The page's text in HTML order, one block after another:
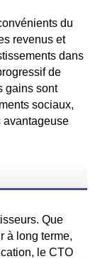
du
revenus et
dans
de
gains sont
sociaux,
avantageuse
Que
à long terme,
le CTO